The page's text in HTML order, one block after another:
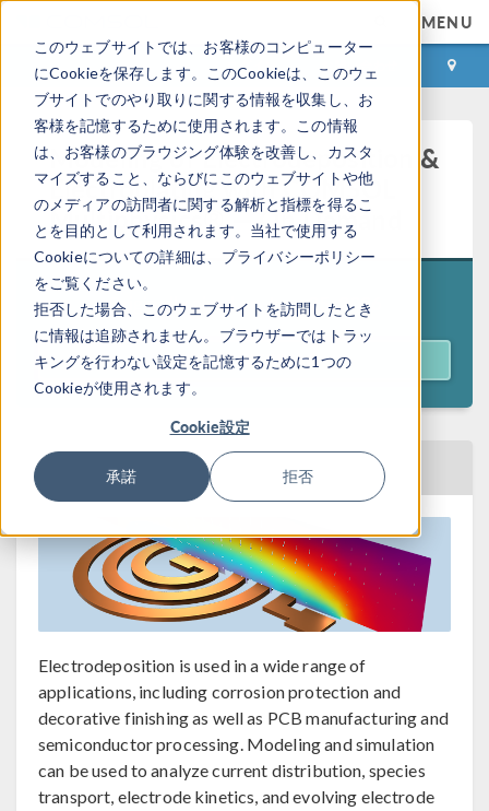
このウェブサイトでは、お客様のコンピューター
にCookieを保存します。このCookieは、このウェ
ブサイトでのやり取りに関する情報を収集し、お
客様を記憶するために使用されます。この情報
は、お客様のブラウジング体験を改善し、カスタ
マイズすること、ならびにこのウェブサイトや他
のメディアの訪問者に関する解析と指標を得るこ
とを目的として利用されます。当社で使用する
Cookieについての詳細は、プライバシーポリシー
をご覧ください。
拒否した場合、このウェブサイトを訪問したとき
に情報は追跡されません。ブラウザーではトラッ
キングを行わない設定を記憶するために1つの
Cookieが使用されます。
Cookie設定
承諾 拒否
MENU
ログイン お問い合わせ
Modeling of Electrodeposition &
Electroplating with COMSOL
Multiphysics® — On Demand
Originally aired on June 25, 2026
ACCESS WEBINAR
BACK TO EVENTS CALENDAR
Electrodeposition is used in a wide range of
applications, including corrosion protection and
decorative finishing as well as PCB manufacturing and
semiconductor processing. Modeling and simulation
can be used to analyze current distribution, species
transport, electrode kinetics, and evolving electrode